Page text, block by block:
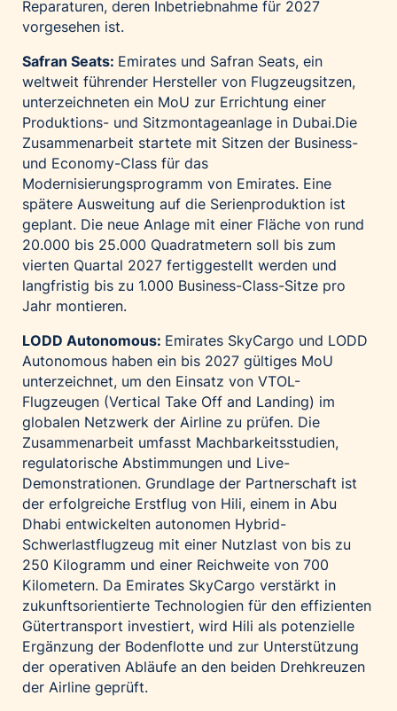
Reparaturen, deren Inbetriebnahme für 2027
vorgesehen ist.
Safran Seats: Emirates und Safran Seats, ein
weltweit führender Hersteller von Flugzeugsitzen,
unterzeichneten ein MoU zur Errichtung einer
Produktions- und Sitzmontageanlage in Dubai.Die
Zusammenarbeit startete mit Sitzen der Business-
und Economy-Class für das
Modernisierungsprogramm von Emirates. Eine
spätere Ausweitung auf die Serienproduktion ist
geplant. Die neue Anlage mit einer Fläche von rund
20.000 bis 25.000 Quadratmetern soll bis zum
vierten Quartal 2027 fertiggestellt werden und
langfristig bis zu 1.000 Business-Class-Sitze pro
Jahr montieren.
LODD Autonomous: Emirates SkyCargo und LODD
Autonomous haben ein bis 2027 gültiges MoU
unterzeichnet, um den Einsatz von VTOL-
Flugzeugen (Vertical Take Off and Landing) im
globalen Netzwerk der Airline zu prüfen. Die
Zusammenarbeit umfasst Machbarkeitsstudien,
regulatorische Abstimmungen und Live-
Demonstrationen. Grundlage der Partnerschaft ist
der erfolgreiche Erstflug von Hili, einem in Abu
Dhabi entwickelten autonomen Hybrid-
Schwerlastflugzeug mit einer Nutzlast von bis zu
250 Kilogramm und einer Reichweite von 700
Kilometern. Da Emirates SkyCargo verstärkt in
zukunftsorientierte Technologien für den effizienten
Gütertransport investiert, wird Hili als potenzielle
Ergänzung der Bodenflotte und zur Unterstützung
der operativen Abläufe an den beiden Drehkreuzen
der Airline geprüft.